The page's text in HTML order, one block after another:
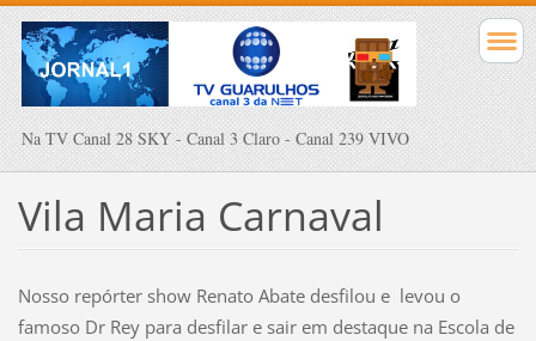
Na TV Canal 28 SKY - Canal 3 Claro - Canal 239 VIVO
Vila Maria Carnaval
Nosso repórter show Renato Abate desfilou e levou o
famoso Dr Rey para desfilar e sair em destaque na Escola de